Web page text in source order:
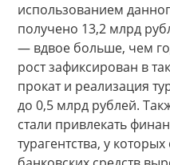
использованием
получено 13,2 млрд
— вдвое больше, чем
рост зафиксирован в
прокат и реализация
до 0,5 млрд рублей.
стали привлекать
турагентства, у